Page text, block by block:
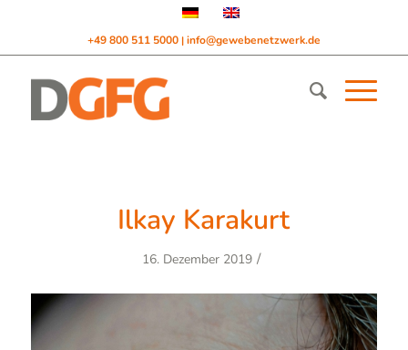
+49 800 511 5000 | info@gewebenetzwerk.de
Ilkay Karakurt
16. Dezember 2019 /